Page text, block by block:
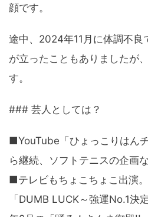
顔です。
途中、2024年11月に体調不良
が立ったこともありましたが
す。
### 芸人としては？
■YouTube「ひょっこりはん
ら継続、ソフトテニスの企画
■テレビもちょこちょこ出演
「DUMB LUCK～強運No.1決